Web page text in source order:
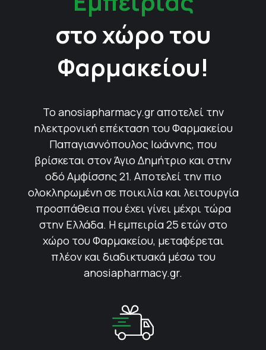
στο χώρο του
Φαρμακείου!
Το anosiapharmacy.gr αποτελεί την
ηλεκτρονική επέκταση του Φαρμακείου
Παπαγιαννόπουλος Ιωάννης, που
βρίσκεται στον Άγιο Δημήτριο και στην
οδό Αμφίσσης 21. Αποτελεί την πιο
ολοκληρωμένη σε ποικιλία και λειτουργία
προσπάθεια που έχει γίνει μέχρι τώρα
στην Ελλάδα. Η εμπειρία 25 ετών στο
χώρο του Φαρμακείου, μεταφέρεται
πλέον και διαδικτυακά μέσω του
anosiapharmacy.gr.